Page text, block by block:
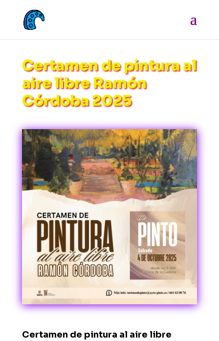
Certamen de pintura al
aire libre Ramón
Córdoba 2025
Certamen de pintura al aire libre